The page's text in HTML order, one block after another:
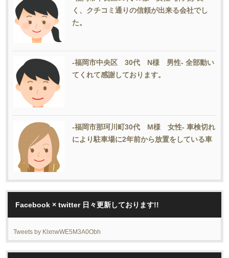
く、クチコミ通りの信頼が出来る会社でし
た。
-福岡市中央区 30代 N様 男性- 全部動い
てくれて感謝しております。
-福岡市那珂川町30代 M様 女性- 車検切れ
により駐車場に2年前から放置をしている車
Facebook × twitter 日々更新しております!!
Tweets by KlxnwWE5M3A0Obh